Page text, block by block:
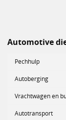
Automotive
Pechhulp
Autoberging
Vrachtwagen en
Autotransport